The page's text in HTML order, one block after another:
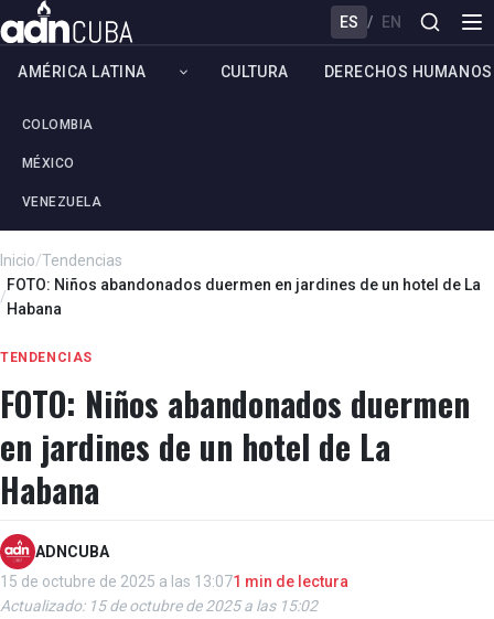
ES / EN
AMÉRICA LATINA
COLOMBIA
MÉXICO
VENEZUELA
CULTURA DERECHOS HUMANOS
Inicio/Tendencias
/
FOTO: Niños abandonados duermen en jardines de un hotel de La
Habana
TENDENCIAS
FOTO: Niños abandonados duermen
en jardines de un hotel de La
Habana
ADNCUBA
15 de octubre de 2025 a las 13:071 min de lectura
Actualizado: 15 de octubre de 2025 a las 15:02